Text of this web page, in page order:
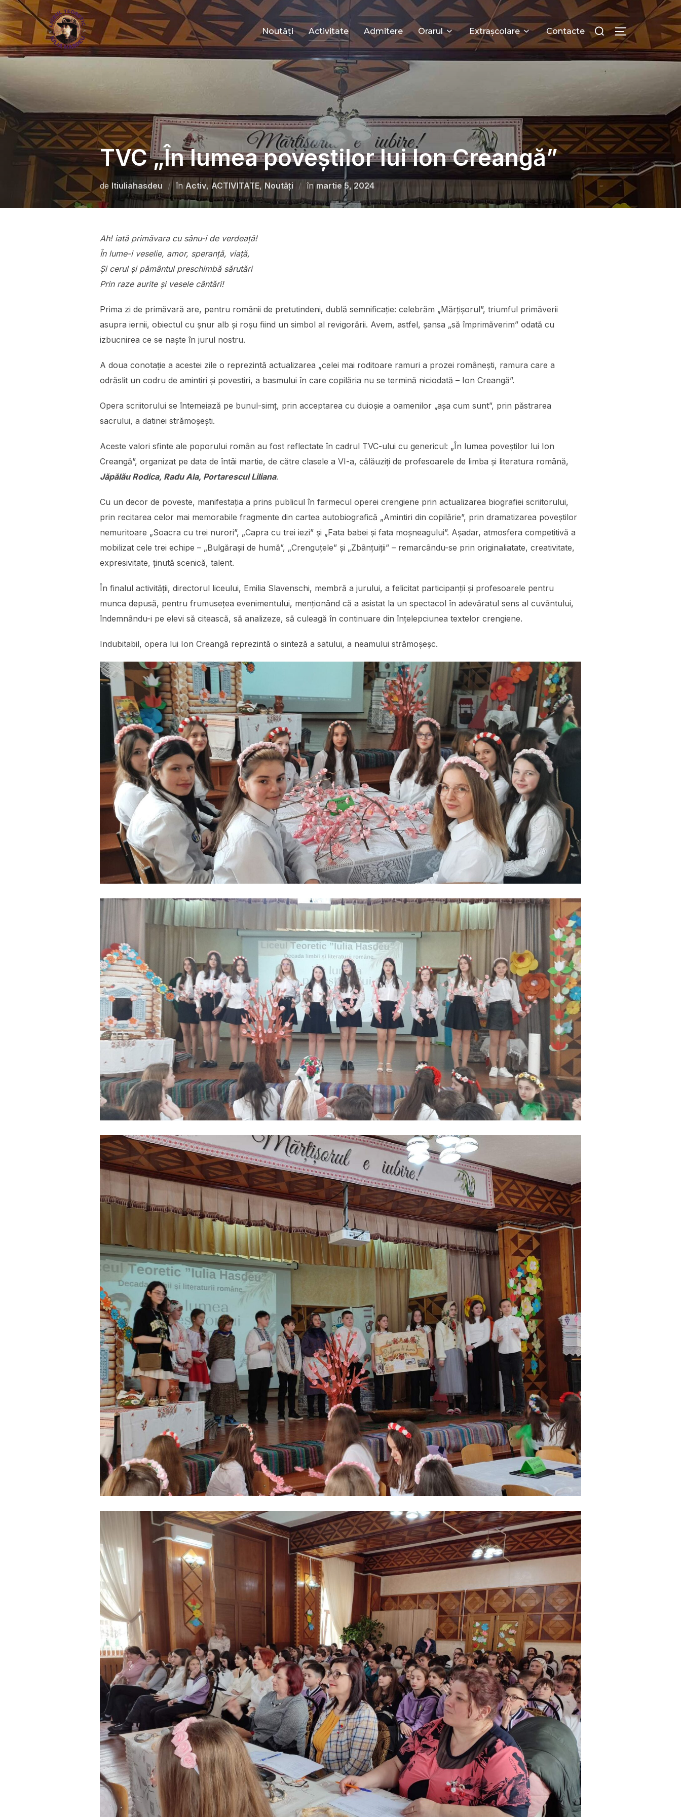
Noutăți Activitate Admitere Orarul Extrașcolare Contacte
TVC „În lumea poveștilor lui Ion Creangă”
de ltiuliahasdeu în Activ, ACTIVITATE, Noutăți înmartie 5, 2024
Ah! iată primăvara cu sânu-i de verdeaţă!
În lume-i veselie, amor, speranță, viaţă,
Şi cerul şi pământul preschimbă sărutări
Prin raze aurite şi vesele cântări!
Prima zi de primăvară are, pentru românii de pretutindeni, dublă semnificație: celebrăm „Mărțișorul”, triumful primăverii
asupra iernii, obiectul cu șnur alb și roșu fiind un simbol al revigorării. Avem, astfel, șansa „să împrimăverim” odată cu
izbucnirea ce se naște în jurul nostru.
A doua conotație a acestei zile o reprezintă actualizarea „celei mai roditoare ramuri a prozei românești, ramura care a
odrăslit un codru de amintiri și povestiri, a basmului în care copilăria nu se termină niciodată – Ion Creangă”.
Opera scriitorului se întemeiază pe bunul-simț, prin acceptarea cu duioșie a oamenilor „așa cum sunt”, prin păstrarea
sacrului, a datinei strămoșești.
Aceste valori sfinte ale poporului român au fost reflectate în cadrul TVC-ului cu genericul: „În lumea poveștilor lui Ion
Creangă”, organizat pe data de întâi martie, de către clasele a VI-a, călăuziți de profesoarele de limba și literatura română,
Jăpălău Rodica, Radu Ala, Portarescul Liliana.
Cu un decor de poveste, manifestația a prins publicul în farmecul operei crengiene prin actualizarea biografiei scriitorului,
prin recitarea celor mai memorabile fragmente din cartea autobiografică „Amintiri din copilărie”, prin dramatizarea poveștilor
nemuritoare „Soacra cu trei nurori”, „Capra cu trei iezi” și „Fata babei și fata moșneagului”. Așadar, atmosfera competitivă a
mobilizat cele trei echipe – „Bulgărașii de humă”, „Crenguțele” și „Zbânțuiții” – remarcându-se prin originaliatate, creativitate,
expresivitate, ținută scenică, talent.
În finalul activității, directorul liceului, Emilia Slavenschi, membră a jurului, a felicitat participanții și profesoarele pentru
munca depusă, pentru frumusețea evenimentului, menționând că a asistat la un spectacol în adevăratul sens al cuvântului,
îndemnându-i pe elevi să citească, să analizeze, să culeagă în continuare din înțelepciunea textelor crengiene.
Indubitabil, opera lui Ion Creangă reprezintă o sinteză a satului, a neamului strămoșeșc.